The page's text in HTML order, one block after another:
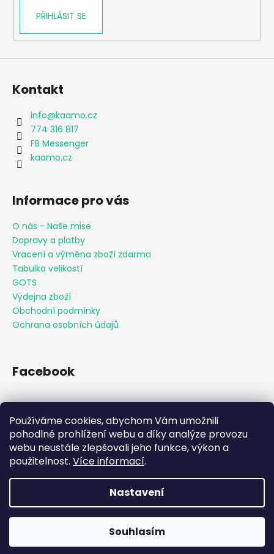
Používáme cookies, abychom Vám umožnili
pohodlné prohlížení webu a díky analýze provozu
webu neustále zlepšovali jeho funkce, výkon a
použitelnost. Více informací.
Nastavení
Souhlasím
PŘIHLÁSIT SE
Kontakt
info@kaamo.cz
774 316 817
FB Messenger
kaamo.cz
Informace pro vás
O nás - Naše mise
Dopravy a platby
Vracení a výměna zboží zdarma
Tabulka velikostí
GOTS
Výdejna zboží
Obchodní podmínky
Ochrana osobních údajů
Facebook
Přijímáme online platby
Vytvořil Shoptet
KAAMO. Všechna práva vyhrazena.